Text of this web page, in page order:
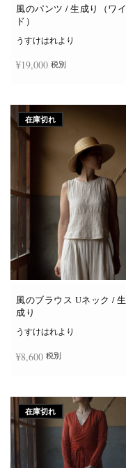
オ
ジ
選
択
で
き
ま
す
風のパンツ / 生成り（ワイ
ド）
うすけはれより
¥19,000 税別
在庫切れ
風のブラウス Uネック / 生
成り
うすけはれより
¥8,600 税別
在庫切れ